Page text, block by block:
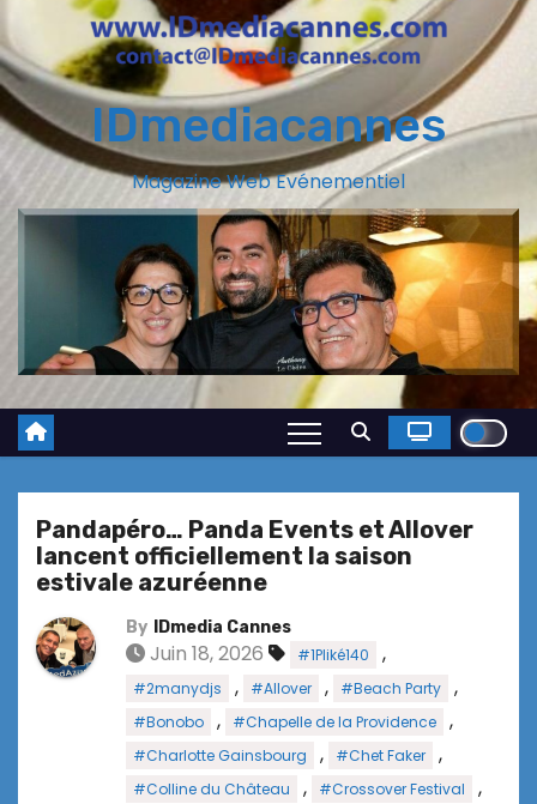
IDmediacannes
Magazine Web Evénementiel
Pandapéro… Panda Events et Allover
lancent officiellement la saison
estivale azuréenne
By IDmedia Cannes
Juin 18, 2026 #1Pliké140 ,
#2manydjs , #Allover , #Beach Party ,
#Bonobo , #Chapelle de la Providence ,
#Charlotte Gainsbourg , #Chet Faker ,
#Colline du Château , #Crossover Festival ,